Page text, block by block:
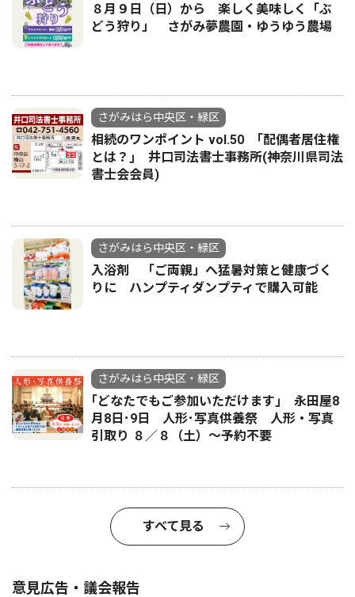
８月９日（日）から 楽しく美味しく「ぶ
どう狩り」 さがみ夢農園・ゆうゆう農場
さがみはら中央区・緑区
相続のワンポイント vol.50 ｢配偶者居住権
とは？｣ 井口司法書士事務所(神奈川県司法
書士会会員)
さがみはら中央区・緑区
入浴剤 「ご両親」へ猛暑対策と健康づく
りに ハンプティダンプティで購入可能
さがみはら中央区・緑区
｢どなたでもご参加いただけます｣ 永田屋8
月8日･9日 人形･写真供養祭 人形・写真
引取り ８／８（土）〜予約不要
すべて見る
意見広告・議会報告